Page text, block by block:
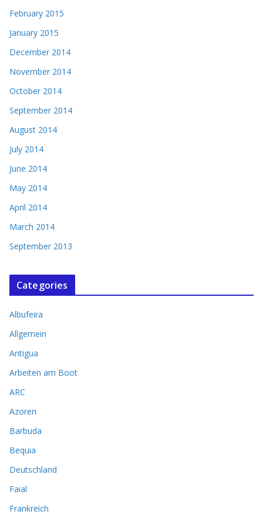
February 2015
January 2015
December 2014
November 2014
October 2014
September 2014
August 2014
July 2014
June 2014
May 2014
April 2014
March 2014
September 2013
Categories
Albufeira
Allgemein
Antigua
Arbeiten am Boot
ARC
Azoren
Barbuda
Bequia
Deutschland
Faial
Frankreich